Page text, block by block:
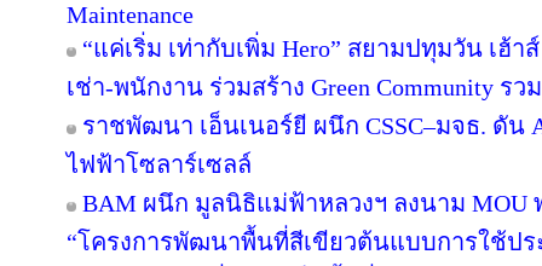
Maintenance
“แค่เริ่ม เท่ากับเพิ่ม Hero” สยามปทุมวัน เฮ้าส์
เช่า-พนักงาน ร่วมสร้าง Green Community ร
ราชพัฒนา เอ็นเนอร์ยี ผนึก CSSC–มจธ. ดัน
ไฟฟ้าโซลาร์เซลล์
BAM ผนึก มูลนิธิแม่ฟ้าหลวงฯ ลงนาม MOU
“โครงการพัฒนาพื้นที่สีเขียวต้นแบบการใช้ป